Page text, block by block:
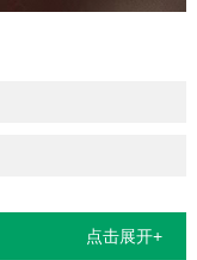
点击展开+